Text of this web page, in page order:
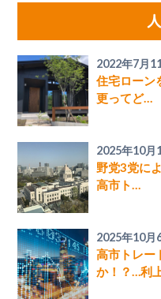
2022年7月
住宅ローン
更ってど…
2025年10月
野党3党に
高市ト…
2025年10月
高市トレー
か！？…利